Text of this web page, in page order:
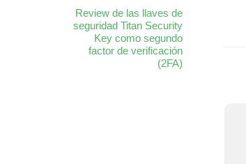
Review de las llaves de
seguridad Titan Security
Key como segundo
factor de verificación
(2FA)